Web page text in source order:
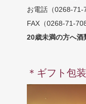
お電話（0268-71-
FAX（0268-71-
20歳未満の方へ酒
＊ギフト包